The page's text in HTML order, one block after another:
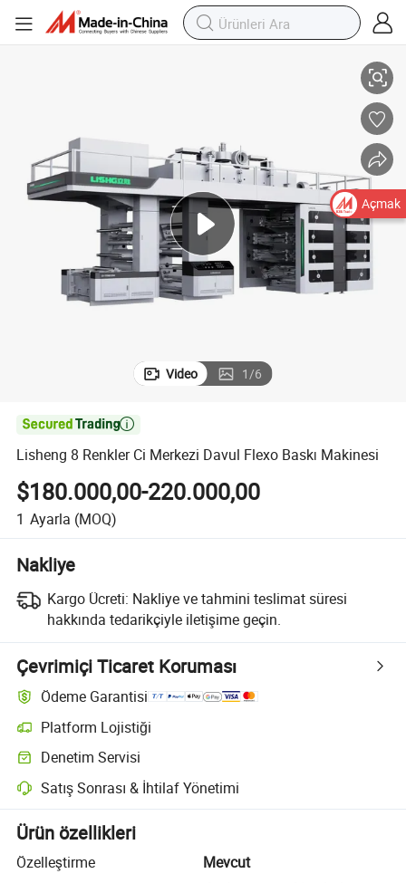
Video 1/6

Lisheng 8 Renkler Ci Merkezi Davul Flexo Baskı Makinesi
$180.000,00-220.000,00
1 Ayarla (MOQ)
Nakliye
Kargo Ücreti: Nakliye ve tahmini teslimat süresi
hakkında tedarikçiyle iletişime geçin.
Çevrimiçi Ticaret Koruması
Ödeme Garantisi
Platform Lojistiği
Platform destekli lojistik ile daha net gönderi takibi
Denetim Servisi
Seçime bağlı ön sevkiyat denetimi kalite ve miktar kontrolleri için
Satış Sonrası & İhtilaf Yönetimi
Platform destekli uyuşmazlık çözümü, uygun olduğunda iade veya
Ürün özellikleri
Özelleştirme
Mevcut
Açmak